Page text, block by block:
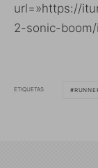
url=»https://
2-sonic-
ETIQUETAS